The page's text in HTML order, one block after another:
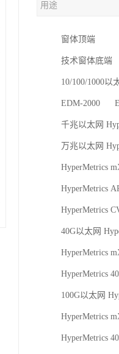
用途
窗体顶端
技术窗体
10/100/1000
EDM-
千兆以太网
万兆以太网
HyperMetrics
HyperMetrics
HyperMetrics
40G以太网
HyperMetrics
HyperMetrics
100G以太网
HyperMetrics
HyperMetrics